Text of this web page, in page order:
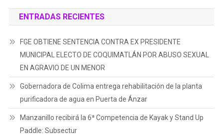
ENTRADAS RECIENTES
FGE OBTIENE SENTENCIA CONTRA EX PRESIDENTE
MUNICIPAL ELECTO DE COQUIMATLÁN POR ABUSO SEXUAL
EN AGRAVIO DE UN MENOR
Gobernadora de Colima entrega rehabilitación de la planta
purificadora de agua en Puerta de Ánzar
Manzanillo recibirá la 6ª Competencia de Kayak y Stand Up
Paddle: Subsectur